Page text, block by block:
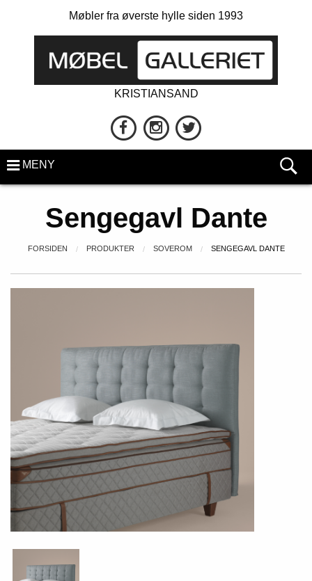
Møbler fra øverste hylle siden 1993
KRISTIANSAND
MENY
Sengegavl Dante
FORSIDEN PRODUKTER SOVEROM SENGEGAVL DANTE